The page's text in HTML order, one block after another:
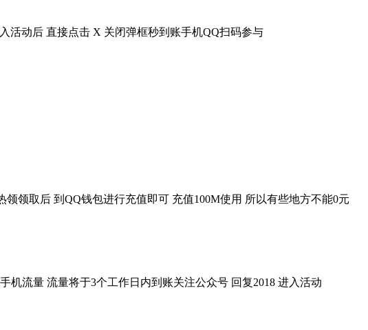
活动后 直接点击 X 关闭弹框秒到账手机QQ扫码参与
领取后 到QQ钱包进行充值即可 充值100M使用 所以有些地方不能0元
机流量 流量将于3个工作日内到账关注公众号 回复2018 进入活动